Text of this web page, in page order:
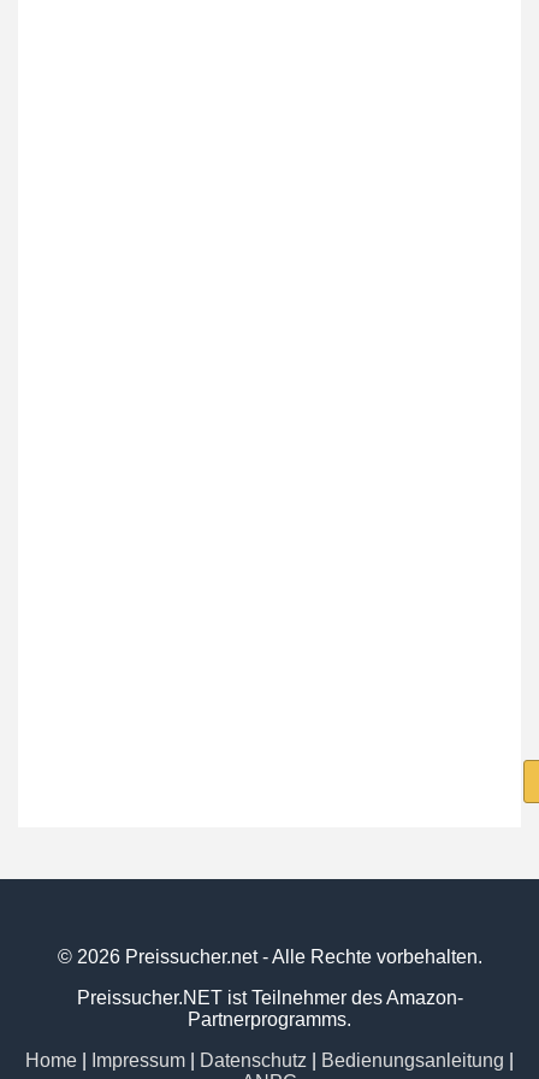
© 2026 Preissucher.net - Alle Rechte vorbehalten.
Preissucher.NET ist Teilnehmer des Amazon-
Partnerprogramms.
Home
Impressum Datenschutz Bedienungsanleitung